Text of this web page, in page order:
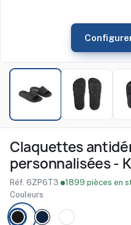
Claquettes
personnalisées -
Réf. 6ZP6T3· 1899 pièces en
Couleurs